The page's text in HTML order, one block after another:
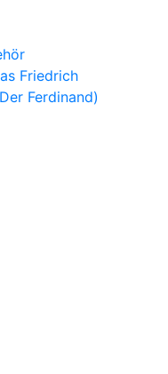
Friedrich
Ferdinand)